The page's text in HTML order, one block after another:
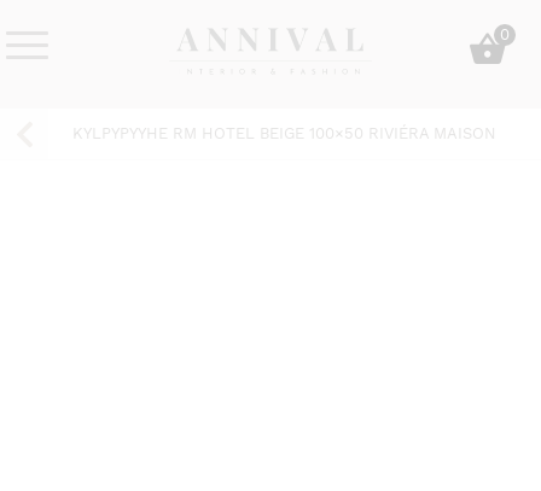
&
0
KYLPYPYYHE RM HOTEL BEIGE 100×50 RIVIÉRA MAISON